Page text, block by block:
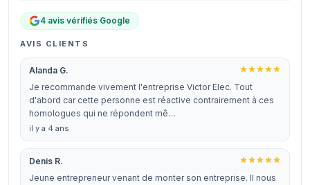
4 avis vérifiés Google
AVIS CLIENTS
Alanda G.
Je recommande vivement l'entreprise Victor Elec. Tout
d'abord car cette personne est réactive contrairement à ces
homologues qui ne répondent mê…
il y a 4 ans
Denis R.
Jeune entrepreneur venant de monter son entreprise. Il nous